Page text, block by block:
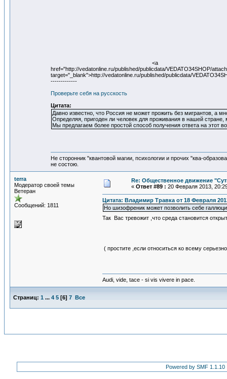
<a
href="http://vedatonline.ru/published/publicdata/VEDATO34SHOP/
target="_blank">http://vedatonline.ru/published/publicdata/
-------------
Проверьте себя на русскость
Цитата:
Давно известно, что Россия не может прожить без мигрантов, а
Определяя, пригоден ли человек для проживания в нашей
Мы предлагаем более простой способ получения ответа на этот
Не сторонник "квантовой магии, психологии и прочих "ква-
не состою.
terra
Модератор своей темы
Ветеран
Сообщений: 1811
Re: Общественное движение
« Ответ #89 : 20 Февраля 2013,
Цитата: Владимир Травка от 18 Февраля
Но шизофреник может позволить себе
Так Вас тревожит ,что среда становится
( простите ,если относиться ко всему
Audi, vide, tace - si vis vivere in pace.
Страниц: 1 ... 4 5 [6] 7 Все
Powered by SMF 1.1.10